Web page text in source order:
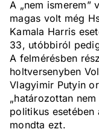
A „nem ismerem”
magas volt még
Kamala Harris
33, utóbbiról
A felmérésben
holtversenyben
Vlagyimir Putyin
„határozottan
politikus esetében
mondta ezt.